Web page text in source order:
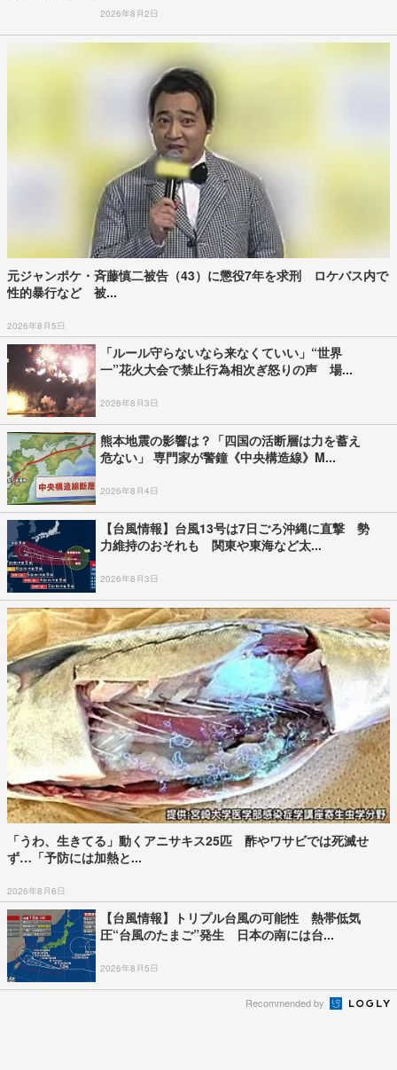
2026年8月2日
元ジャンポケ・斉藤慎二被告（43）に懲役7年を求刑 ロケバス内で
性的暴行など 被...
2026年8月5日
「ルール守らないなら来なくていい」“世界
一”花火大会で禁止行為相次ぎ怒りの声 場...
2026年8月3日
熊本地震の影響は？「四国の活断層は力を蓄え
危ない」 専門家が警鐘《中央構造線》M...
2026年8月4日
【台風情報】台風13号は7日ごろ沖縄に直撃 勢
力維持のおそれも 関東や東海など太...
2026年8月3日
「うわ、生きてる」動くアニサキス25匹 酢やワサビでは死滅せ
ず…「予防には加熱と...
2026年8月6日
【台風情報】トリプル台風の可能性 熱帯低気
圧“台風のたまご”発生 日本の南には台...
2026年8月5日
Recommended by